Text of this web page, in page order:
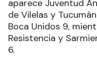
aparece Juventud
de Vilelas y
Boca Unidos 9,
Resistencia y
6.